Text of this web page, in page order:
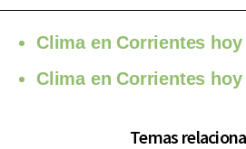
Clima en Corrientes hoy
Clima en Corrientes
Temas